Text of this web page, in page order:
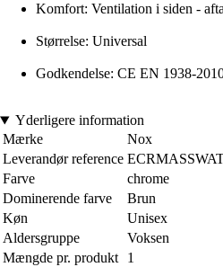
Komfort: Ventilation i siden -
Størrelse: Universal
Godkendelse: CE EN 1938-
Yderligere information
Mærke
Nox
Leverandør reference
Farve
chrome
Dominerende farve
Brun
Køn
Unisex
Aldersgruppe
Voksen
Mængde pr. produkt
1